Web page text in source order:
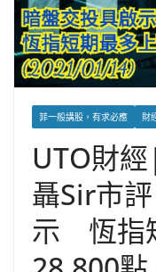
菲一般講股，有求必應 財
UTO財
聶Sir市
示 恆指